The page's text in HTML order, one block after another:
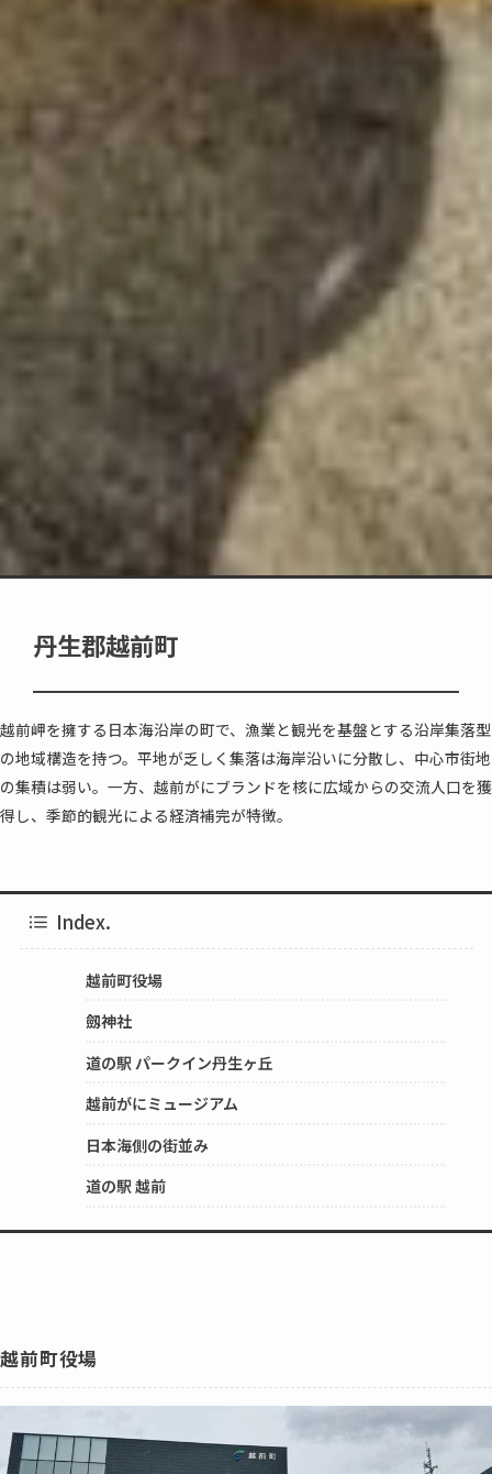
丹生郡越前町
越前岬を擁する日本海沿岸の町で、漁業と観光を基盤とする沿岸集落型
の地域構造を持つ。平地が乏しく集落は海岸沿いに分散し、中心市街地
の集積は弱い。一方、越前がにブランドを核に広域からの交流人口を獲
得し、季節的観光による経済補完が特徴。
Index.
越前町役場
劔神社
道の駅 パークイン丹生ヶ丘
越前がにミュージアム
日本海側の街並み
道の駅 越前
越前町役場